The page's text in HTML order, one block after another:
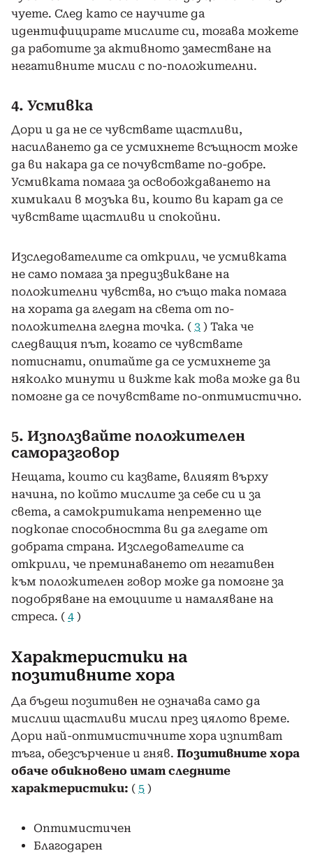
чуете. След като се научите да
идентифицирате мислите си, тогава можете
да работите за активното заместване на
негативните мисли с по-положителни.
4. Усмивка
Дори и да не се чувствате щастливи,
насилването да се усмихнете всъщност може
да ви накара да се почувствате по-добре.
Усмивката помага за освобождаването на
химикали в мозъка ви, които ви карат да се
чувствате щастливи и спокойни.
Изследователите са открили, че усмивката
не само помага за предизвикване на
положителни чувства, но също така помага
на хората да гледат на света от по-
положителна гледна точка. ( 3 ) Така че
следващия път, когато се чувствате
потиснати, опитайте да се усмихнете за
няколко минути и вижте как това може да ви
помогне да се почувствате по-оптимистично.
5. Използвайте положителен
саморазговор
Нещата, които си казвате, влияят върху
начина, по който мислите за себе си и за
света, а самокритиката непременно ще
подкопае способността ви да гледате от
добрата страна. Изследователите са
открили, че преминаването от негативен
към положителен говор може да помогне за
подобряване на емоциите и намаляване на
стреса. ( 4 )
Характеристики на
позитивните хора
Да бъдеш позитивен не означава само да
мислиш щастливи мисли през цялото време.
Дори най-оптимистичните хора изпитват
тъга, обезсърчение и гняв. Позитивните хора
обаче обикновено имат следните
характеристики: ( 5 )
Оптимистичен
Благодарен